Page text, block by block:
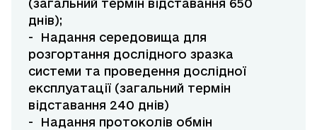
(загальний термін відставання 650
днів);
- Надання середовища для
розгортання дослідного зразка
системи та проведення дослідної
експлуатації (загальний термін
відставання 240 днів)
- Надання протоколів обмін